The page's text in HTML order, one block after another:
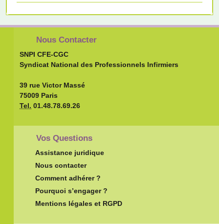
Nous Contacter
SNPI CFE-CGC
Syndicat National des Professionnels Infirmiers
39 rue Victor Massé
75009 Paris
Tel. 01.48.78.69.26
Vos Questions
Assistance juridique
Nous contacter
Comment adhérer ?
Pourquoi s’engager ?
Mentions légales et RGPD